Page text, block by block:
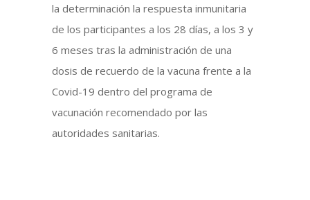
la determinación la respuesta inmunitaria
de los participantes a los 28 días, a los 3 y
6 meses tras la administración de una
dosis de recuerdo de la vacuna frente a la
Covid-19 dentro del programa de
vacunación recomendado por las
autoridades sanitarias.